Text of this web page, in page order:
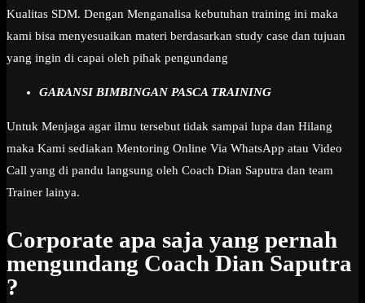
Kualitas SDM. Dengan Menganalisa kebutuhan training ini maka
kami bisa menyesuaikan materi berdasarkan study case dan tujuan
yang ingin di capai oleh pihak pengundang
GARANSI BIMBINGAN PASCA TRAINING
Untuk Menjaga agar ilmu tersebut tidak sampai lupa dan Hilang
maka Kami sediakan Mentoring Online Via WhatsApp atau Video
Call yang di pandu langsung oleh Coach Dian Saputra dan team
Trainer lainya.
Corporate apa saja yang pernah
mengundang Coach Dian Saputra
?